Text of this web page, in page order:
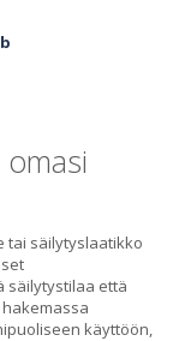
tai säilytyslaatikko
säilytystilaa että
käyttöön,